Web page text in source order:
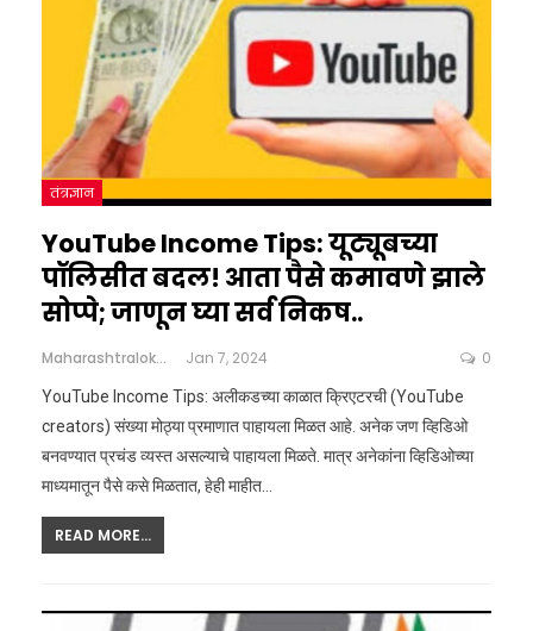
तंत्रज्ञान
YouTube Income Tips: यूट्यूबच्या
पॉलिसीत बदल! आता पैसे कमावणे झाले
सोप्पे; जाणून घ्या सर्व निकष..
Maharashtralokshahi Jan 7, 2024 0
YouTube Income Tips: अलीकडच्या काळात क्रिएटरची (YouTube
creators) संख्या मोठ्या प्रमाणात पाहायला मिळत आहे. अनेक जण व्हिडिओ
बनवण्यात प्रचंड व्यस्त असल्याचे पाहायला मिळते. मात्र अनेकांना व्हिडिओच्या
माध्यमातून पैसे कसे मिळतात, हेही माहीत…
READ MORE...